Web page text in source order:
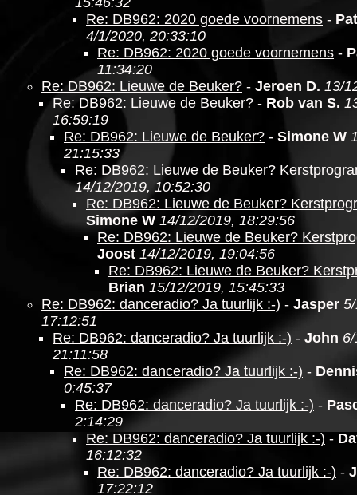
Re: DB962: 2020 goede voornemens -
4/1/2020, 20:33:10
Re: DB962: 2020 goede voornemens -
11:34:20
Re: DB962: Lieuwe de Beuker? - Jeroen D. 13/
Re: DB962: Lieuwe de Beuker? - Rob van S.
16:59:19
Re: DB962: Lieuwe de Beuker? - Simone W
21:15:33
Re: DB962: Lieuwe de Beuker?
14/12/2019, 10:52:30
Re: DB962: Lieuwe de Beuker?
Simone W 14/12/2019, 18:29:56
Re: DB962: Lieuwe de Beuker?
Joost 14/12/2019, 19:04:56
Re: DB962: Lieuwe de Beuker?
Brian 15/12/2019, 15:45:33
Re: DB962: danceradio? Ja tuurlijk :-) - Jasper
17:12:51
Re: DB962: danceradio? Ja tuurlijk :-) - John
21:11:58
Re: DB962: danceradio? Ja tuurlijk :-) -
0:45:37
Re: DB962: danceradio? Ja tuurlijk :-) -
2:14:29
Re: DB962: danceradio? Ja tuurlijk :-) -
16:12:32
Re: DB962: danceradio? Ja tuurlijk :-) -
17:22:12